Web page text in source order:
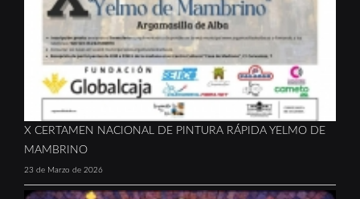
X CERTAMEN NACIONAL DE PINTURA RÁPIDA YELMO DE
MAMBRINO
23 de Marzo de 2026